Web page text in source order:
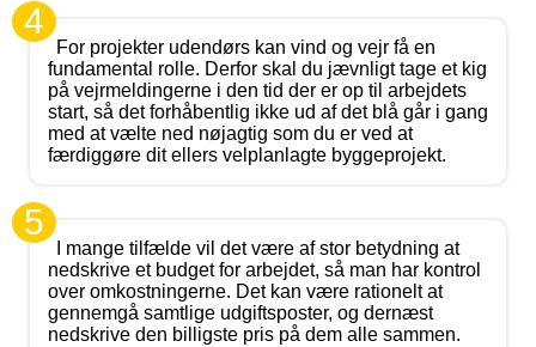
4
For projekter udendørs kan vind og vejr få en
fundamental rolle. Derfor skal du jævnligt tage et kig
på vejrmeldingerne i den tid der er op til arbejdets
start, så det forhåbentlig ikke ud af det blå går i gang
med at vælte ned nøjagtig som du er ved at
færdiggøre dit ellers velplanlagte byggeprojekt.
5
I mange tilfælde vil det være af stor betydning at
nedskrive et budget for arbejdet, så man har kontrol
over omkostningerne. Det kan være rationelt at
gennemgå samtlige udgiftsposter, og dernæst
nedskrive den billigste pris på dem alle sammen.